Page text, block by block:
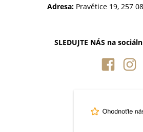
Adresa: Pravětice 19, 257
SLEDUJTE NÁS na